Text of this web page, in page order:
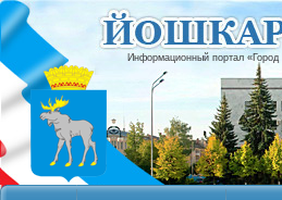
Информационный портал